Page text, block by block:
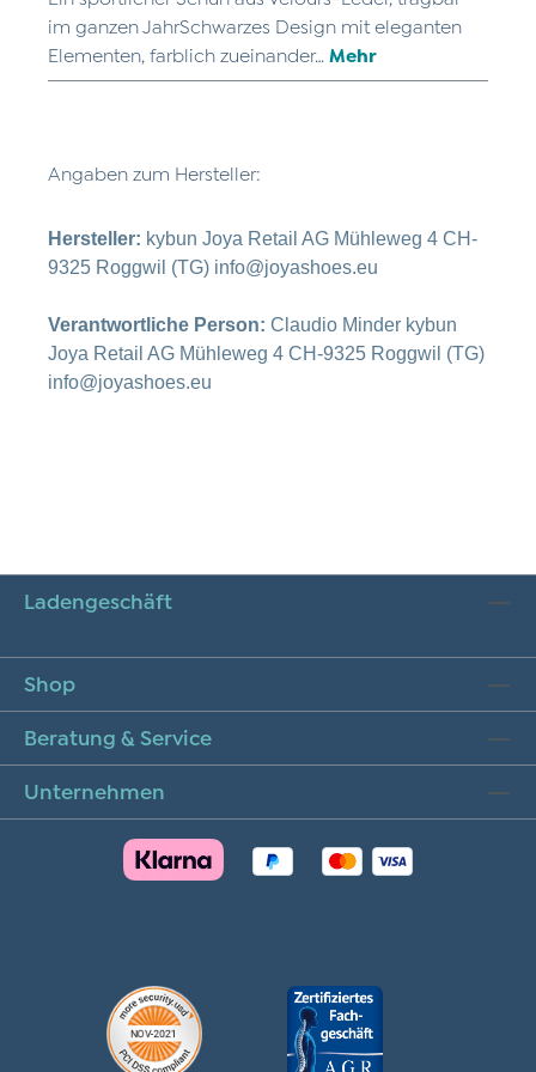
im ganzen JahrSchwarzes Design mit eleganten
Elementen, farblich zueinander… Mehr
Angaben zum Hersteller:
Hersteller: kybun Joya Retail AG Mühleweg 4 CH-
9325 Roggwil (TG) info@joyashoes.eu
Verantwortliche Person: Claudio Minder kybun
Joya Retail AG Mühleweg 4 CH-9325 Roggwil (TG)
info@joyashoes.eu
Ladengeschäft
Shop
Beratung & Service
Unternehmen